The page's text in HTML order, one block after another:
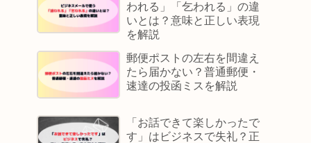
われる」「乞われる」の違
いとは？意味と正しい表現
を解説
郵便ポストの左右を間違え
たら届かない？普通郵便・
速達の投函ミスを解説
「お話できて楽しかったで
す」はビジネスで失礼？正